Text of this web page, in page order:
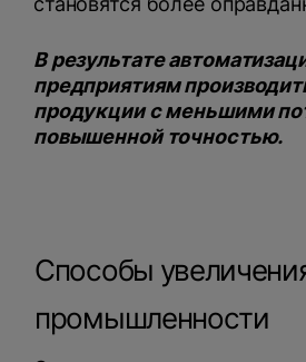
В результате
предприятиям
продукции с меньшими
повышенной точностью.
Способы
промышленности